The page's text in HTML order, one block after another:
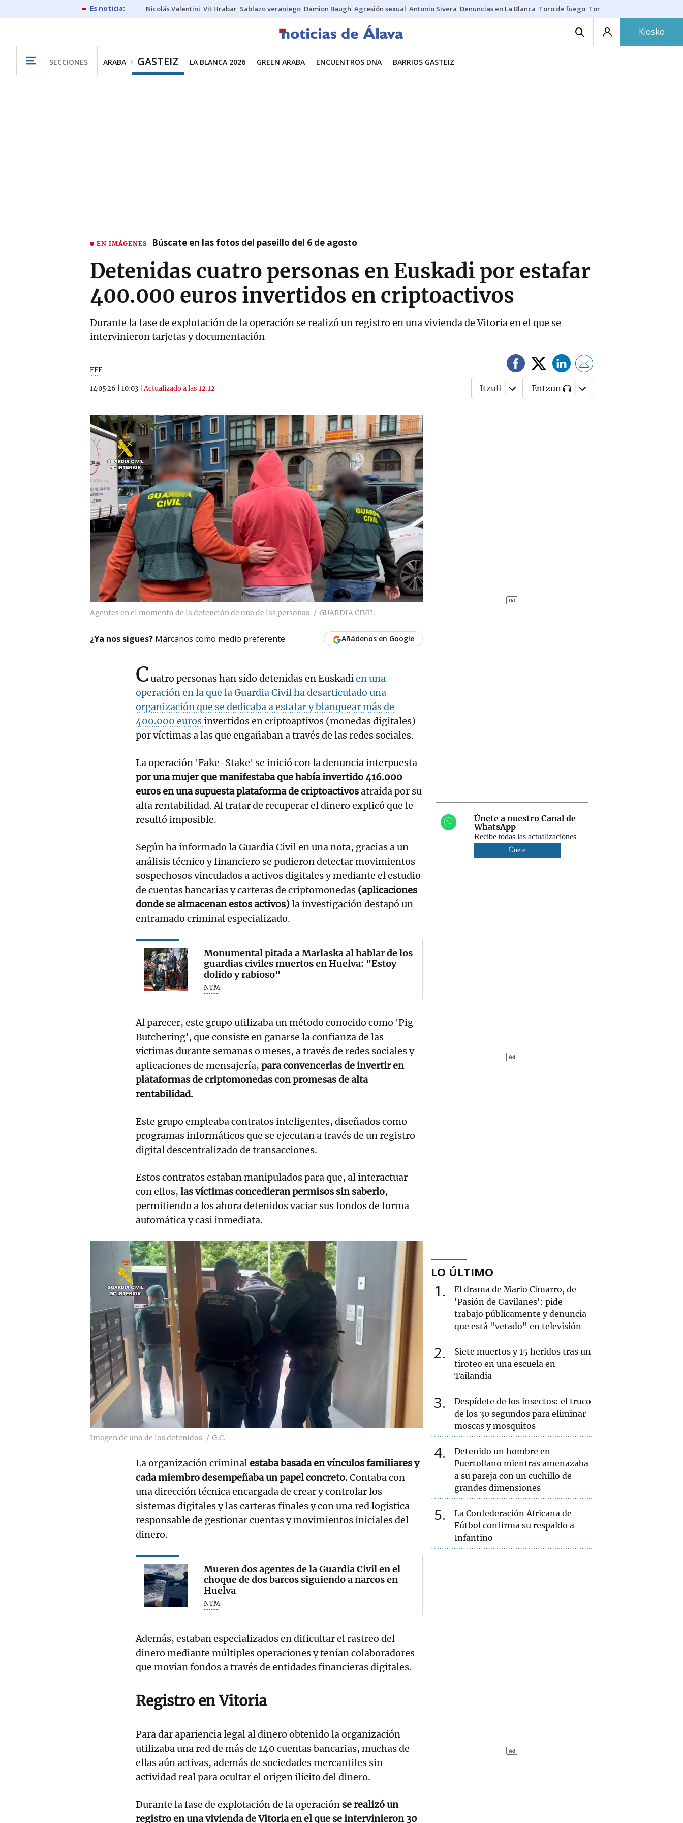
Nicolás Valentini Vit Hrabar Sablazo veraniego Damion Baugh Agresión sexual Antonio Sivera Denuncias en La Blanca Toro de fuego Tornike Shengelia
Kiosko
SECCIONES ARABA GASTEIZ LA BLANCA 2026 GREEN ARABA ENCUENTROS DNA BARRIOS GASTEIZ
EN IMÁGENES Búscate en las fotos del paseíllo del 6 de agosto
Detenidas cuatro personas en Euskadi por estafar
400.000 euros invertidos en criptoactivos
Durante la fase de explotación de la operación se realizó un registro en una vivienda de Vitoria en el que se
intervinieron tarjetas y documentación
EFE
14·05·26 10:03 |Actualizado a las 12:12 Itzuli Entzun
Agentes en el momento de la detención de una de las personas GUARDIA CIVIL
¿Ya nos sigues? Márcanos como medio preferente Añádenos en Google
Cuatro personas han sido detenidas en Euskadien una
operación en la que la Guardia Civil ha desarticulado una
organización que se dedicaba a estafar y blanquear más de
400.000 eurosinvertidos en criptoaptivos (monedas digitales)
por víctimas a las que engañaban a través de las redes sociales.
La operación 'Fake-Stake' se inició con la denuncia interpuesta
por una mujer que manifestaba que había invertido 416.000
euros en una supuesta plataforma de criptoactivosatraída por su
alta rentabilidad. Al tratar de recuperar el dinero explicó que le
resultó imposible.
Según ha informado la Guardia Civil en una nota, gracias a un
análisis técnico y financiero se pudieron detectar movimientos
sospechosos vinculados a activos digitales y mediante el estudio
de cuentas bancarias y carteras de criptomonedas (aplicaciones
donde se almacenan estos activos)la investigación destapó un
entramado criminal especializado.
Monumental pitada a Marlaska al hablar de los
guardias civiles muertos en Huelva: "Estoy
dolido y rabioso"
NTM
Al parecer, este grupo utilizaba un método conocido como 'Pig
Butchering', que consiste en ganarse la confianza de las
víctimas durante semanas o meses, a través de redes sociales y
aplicaciones de mensajería, para convencerlas de invertir en
plataformas de criptomonedas con promesas de alta
rentabilidad.
Este grupo empleaba contratos inteligentes, diseñados como
programas informáticos que se ejecutan a través de un registro
digital descentralizado de transacciones.
Estos contratos estaban manipulados para que, al interactuar
con ellos, las víctimas concedieran permisos sin saberlo,
permitiendo a los ahora detenidos vaciar sus fondos de forma
automática y casi inmediata.
Imagen de uno de los detenidos G.C.
La organización criminalestaba basada en vínculos familiares y
cada miembro desempeñaba un papel concreto.Contaba con
una dirección técnica encargada de crear y controlar los
sistemas digitales y las carteras finales y con una red logística
responsable de gestionar cuentas y movimientos iniciales del
dinero.
Mueren dos agentes de la Guardia Civil en el
choque de dos barcos siguiendo a narcos en
Huelva
NTM
Además, estaban especializados en dificultar el rastreo del
dinero mediante múltiples operaciones y tenían colaboradores
que movían fondos a través de entidades financieras digitales.
Registro en Vitoria
Para dar apariencia legal al dinero obtenido la organización
utilizaba una red de más de 140 cuentas bancarias, muchas de
ellas aún activas, además de sociedades mercantiles sin
actividad real para ocultar el origen ilícito del dinero.
Durante la fase de explotación de la operación se realizó un
registro en una vivienda de Vitoria en el que se intervinieron 30
Únete a nuestro Canal de
WhatsApp
Recibe todas las actualizaciones
Únete
LO ÚLTIMO
1
El drama de Mario Cimarro, de
'Pasión de Gavilanes': pide
trabajo públicamente y denuncia
que está "vetado" en televisión
2
Siete muertos y 15 heridos tras un
tiroteo en una escuela en
Tailandia
3
Despídete de los insectos: el truco
de los 30 segundos para eliminar
moscas y mosquitos
4
Detenido un hombre en
Puertollano mientras amenazaba
a su pareja con un cuchillo de
grandes dimensiones
5
La Confederación Africana de
Fútbol confirma su respaldo a
Infantino